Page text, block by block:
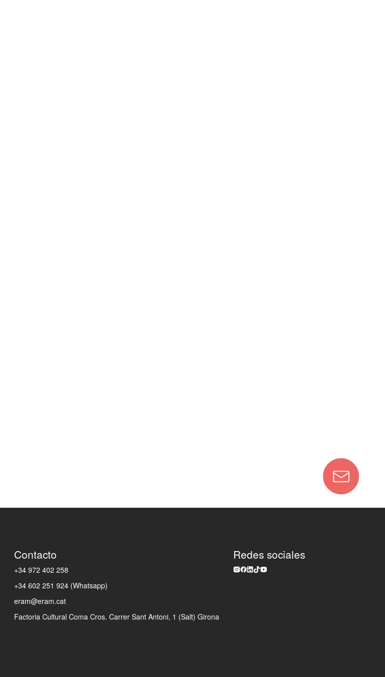
Contacto
+34 972 402 258
+34 602 251 924 (Whatsapp)
eram@eram.cat
Factoria Cultural Coma Cros. Carrer Sant Antoni, 1 (Salt) Girona
Redes sociales